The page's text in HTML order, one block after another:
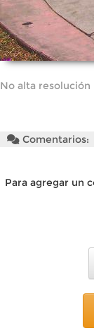
No alta resolución
Comentarios:
Para agregar un